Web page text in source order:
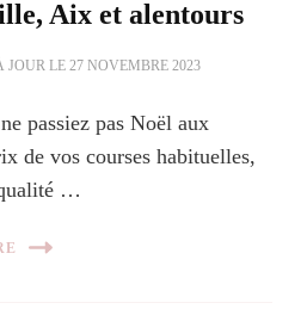
Aix et alentours
JOUR LE 27 NOVEMBRE 2023
passiez pas Noël aux
de vos courses habituelles,
…